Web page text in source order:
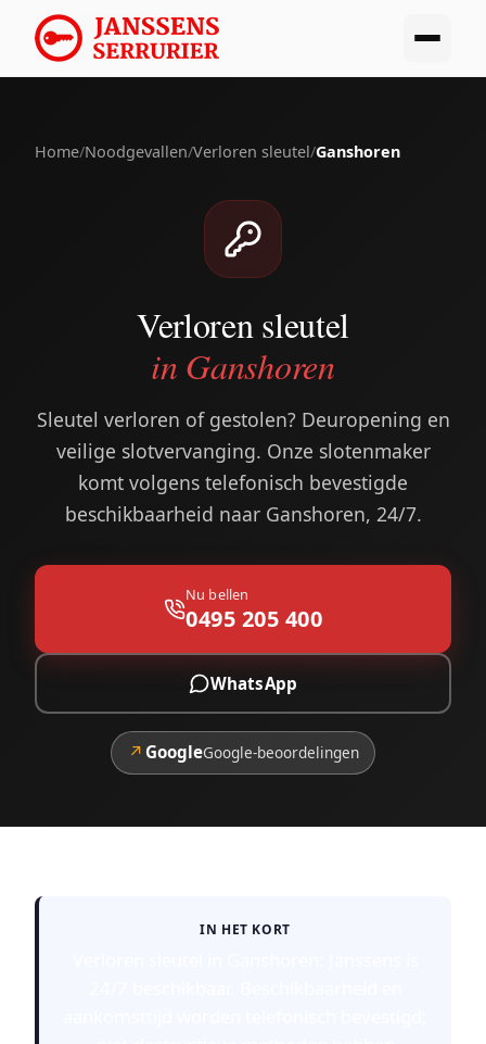
Home/Noodgevallen/Verloren sleutel/Ganshoren
Verloren sleutel
in Ganshoren
Sleutel verloren of gestolen? Deuropening en
veilige slotvervanging. Onze slotenmaker
komt volgens telefonisch bevestigde
beschikbaarheid naar Ganshoren, 24/7.
Nu bellen
0495 205 400
WhatsApp
↗ GoogleGoogle-beoordelingen
IN HET KORT